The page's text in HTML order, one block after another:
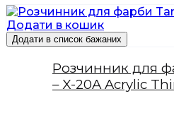
Додати в кошик
Додати в список бажаних
Розчинник для
– X-20A Acrylic